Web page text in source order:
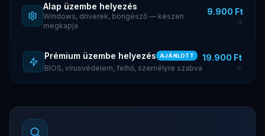
Alap üzembe helyezés
Windows, driverek, böngésző — készen
megkapja
9.900 Ft
Prémium üzembe helyezés AJÁNLOTT
BIOS, vírusvédelem, felhő, személyre szabva
19.900 Ft